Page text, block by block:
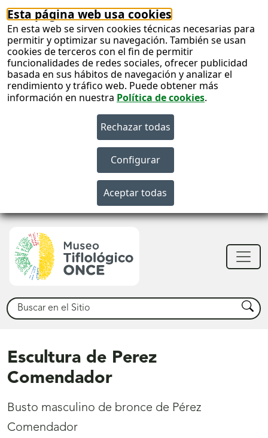
Esta página web usa cookies
En esta web se sirven cookies técnicas necesarias para
permitir y optimizar su navegación. También se usan
cookies de terceros con el fin de permitir
funcionalidades de redes sociales, ofrecer publicidad
basada en sus hábitos de navegación y analizar el
rendimiento y tráfico web. Puede obtener más
información en nuestra Política de cookies.
Buscar Buscar
Escultura de Perez
Comendador
Busto masculino de bronce de Pérez
Comendador